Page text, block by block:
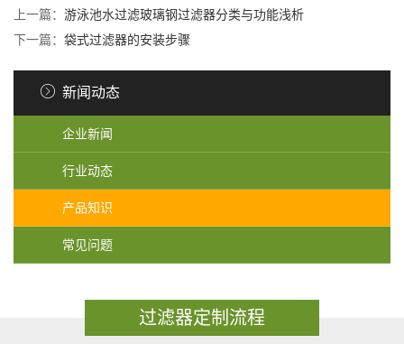
上一篇： 游泳池水过滤玻璃钢过滤器分类与功能浅析
下一篇： 袋式过滤器的安装步骤
新闻动态
企业新闻
行业动态
产品知识
常见问题
过滤器定制流程